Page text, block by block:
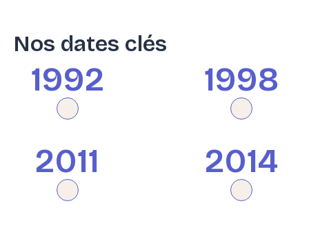
Multi-
pédagogie
en crèche
0-3 ans
Nos dates clés
1992 1998
2011 2014